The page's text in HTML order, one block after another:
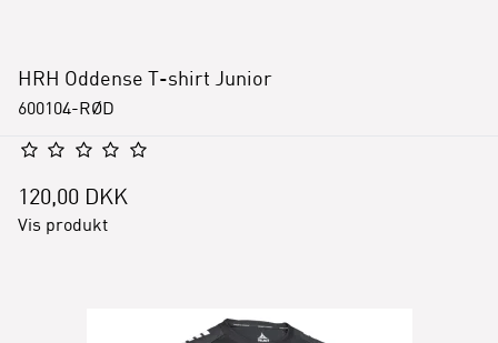
HRH Oddense T-shirt Junior
600104-RØD
120,00 DKK
Vis produkt